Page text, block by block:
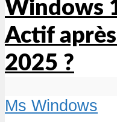
Windows
Actif
2025 ?
Ms Windows